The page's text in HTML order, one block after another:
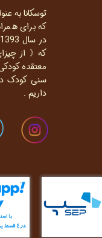
توسکانا به
که برای
که《 از
معتقده
سنی کودک
داریم .